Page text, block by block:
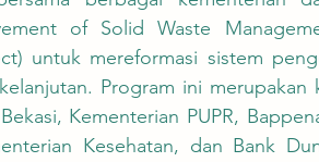
of Solid Waste
untuk mereformasi sistem
Program ini merupakan
Kementerian PUPR,
Kesehatan, dan Bank